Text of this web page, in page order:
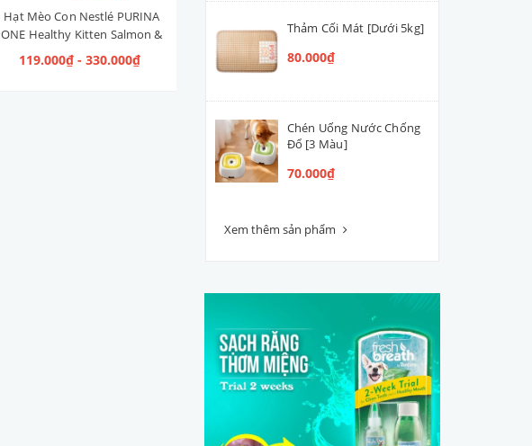
Hạt Mèo Con Nestlé PURINA
ONE Healthy Kitten Salmon &
Tuna [Vị Cá Hồi & Cá Ngừ]
119.000₫ - 330.000₫
ONE Healthy Kitten [Vị Gà]
109.000₫ - 300.000₫
Ruột Cún Mèo
Thảm Cối Mát [Dưới 5kg]
80.000₫
Chén Uống Nước Chống
Đổ [3 Màu]
70.000₫
Xem thêm sản phẩm